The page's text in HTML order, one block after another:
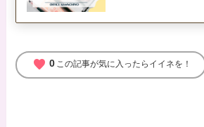
favorite 0 この記事が気に入ったらイイネを！